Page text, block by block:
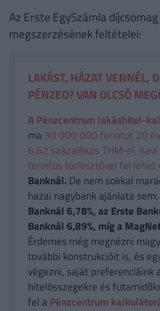
Az Erste EgySzámla
megszerzésének feltételei:
LAKÁST, HÁZAT VENNÉL,
PÉNZED? VAN OLCSÓ
A Pénzcentrum lakáshitel-
ma 30 000 000 forintot 20
6,62 százalékos THM-el,
forintos törlesztővel fel lehet
Banknál.De nem sokkal
hazai nagybank ajánlata sem:
Banknál 6,78%, az Erste
Banknál 6,89%, míg a
Érdemes még megnézni
további konstrukcióit is, és
végezni, saját preferenciáink
hitelösszegekre és
fel a Pénzcentrum